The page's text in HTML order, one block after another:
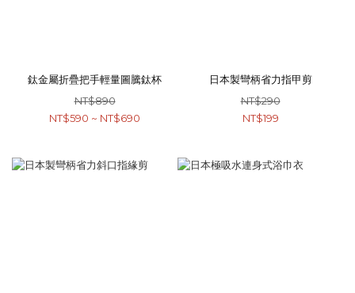
鈦金屬折疊把手輕量圖騰鈦杯
NT$890
NT$590 ~ NT$690
日本製彎柄省力指甲剪
NT$290
NT$199